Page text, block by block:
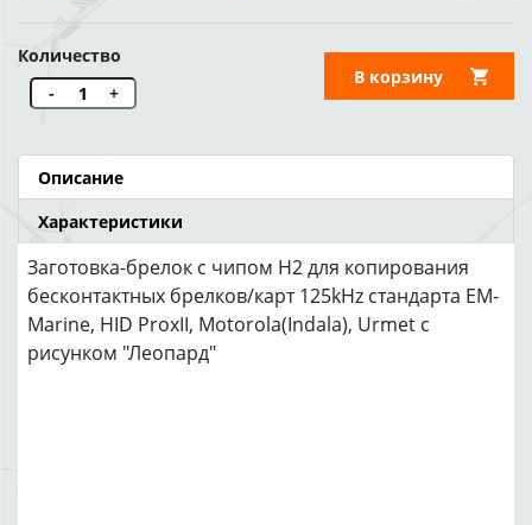
Количество
-
+
В корзину
Описание
Характеристики
Заготовка-брелок с чипом H2 для копирования
бесконтактных брелков/карт 125kHz стандарта EM-
Marine, HID ProxII, Motorola(Indala), Urmet с
рисунком "Леопард"